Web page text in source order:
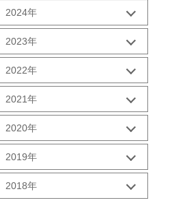
10月 (2)
9月 (2)
8月 (2)
7月 (2)
6月 (2)
5月 (3)
4月 (1)
3月 (2)
1月 (3)
2024年
12月 (1)
11月 (2)
10月 (2)
9月 (2)
8月 (2)
7月 (2)
6月 (2)
5月 (2)
3月 (1)
2023年
12月 (2)
11月 (2)
10月 (2)
9月 (2)
8月 (2)
7月 (2)
6月 (2)
5月 (2)
2022年
12月 (2)
11月 (2)
10月 (3)
9月 (3)
8月 (2)
6月 (2)
5月 (3)
2021年
12月 (2)
11月 (2)
10月 (2)
9月 (5)
8月 (1)
2020年
12月 (2)
11月 (2)
10月 (2)
2019年
12月 (3)
11月 (1)
2018年